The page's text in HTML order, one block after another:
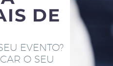
DE
EVENTO?
O SEU